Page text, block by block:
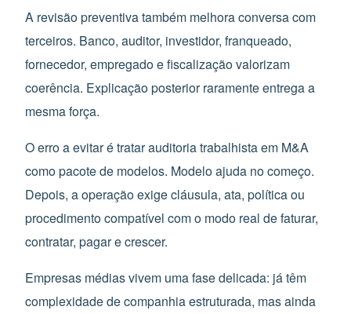
A revisão preventiva também melhora conversa com
terceiros. Banco, auditor, investidor, franqueado,
fornecedor, empregado e fiscalização valorizam
coerência. Explicação posterior raramente entrega a
mesma força.
O erro a evitar é tratar auditoria trabalhista em M&A
como pacote de modelos. Modelo ajuda no começo.
Depois, a operação exige cláusula, ata, política ou
procedimento compatível com o modo real de faturar,
contratar, pagar e crescer.
Empresas médias vivem uma fase delicada: já têm
complexidade de companhia estruturada, mas ainda